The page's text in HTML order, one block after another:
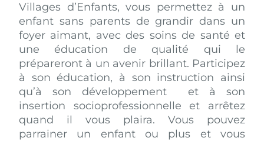
Villages d’Enfants, vous permettez à un
enfant sans parents de grandir dans un
foyer aimant, avec des soins de santé et
une éducation de qualité qui le
prépareront à un avenir brillant. Participez
à son éducation, à son instruction ainsi
qu’à son développement et à son
insertion socioprofessionnelle et arrêtez
quand il vous plaira. Vous pouvez
parrainer un enfant ou plus et vous